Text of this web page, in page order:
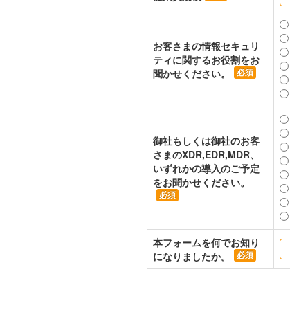
お客さまの情報セキュリ
ティに関するお役割をお
聞かせください。
御社もしくは御社のお客
さまのXDR,EDR,MDR、
いずれかの導入のご予定
をお聞かせください。
本フォームを何でお知り
になりましたか。